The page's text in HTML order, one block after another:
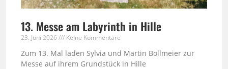
13. Messe am Labyrinth in Hille
23. Juni 2026 Keine Kommentare
Zum 13. Mal laden Sylvia und Martin Bollmeier zur
Messe auf ihrem Grundstück in Hille